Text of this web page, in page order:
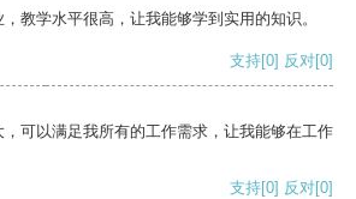
教学水平很高，让我能够学到实用的知识。
支持[0] 反对[0]
可以满足我所有的工作需求，让我能够在工作
支持[0] 反对[0]